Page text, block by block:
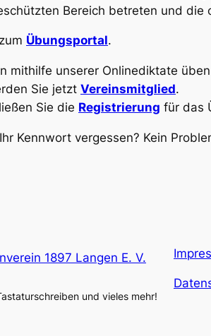
Bereich betreten und
Übungsportal.
mithilfe unserer Onlinediktate
Sie jetzt Vereinsmitglied.
Sie die Registrierung für das
Kennwort vergessen? Kein
1897 Langen E. V.
und vieles mehr!